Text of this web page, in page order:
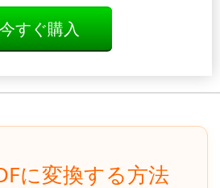
今すぐ購入
に変換する方法